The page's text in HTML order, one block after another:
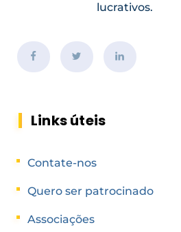
lucrativos.
Links úteis
Contate-nos
Quero ser patrocinado
Associações